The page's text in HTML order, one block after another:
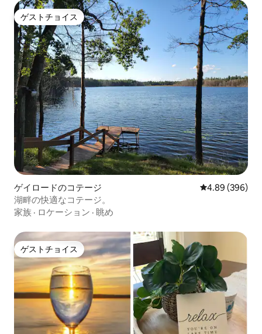
ゲストチョイス
ゲストチョイス
ゲイロードのコテージ レビュー396
4.89 (396)
湖畔の快適なコテージ。
家族 · ロケーション · 眺め
ゲストチョイス
ゲストチョイス